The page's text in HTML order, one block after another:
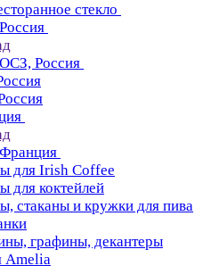
стекло
Россия
для Irish Coffee
для коктейлей
стаканы и кружки для пива
графины, декантеры
Amelia